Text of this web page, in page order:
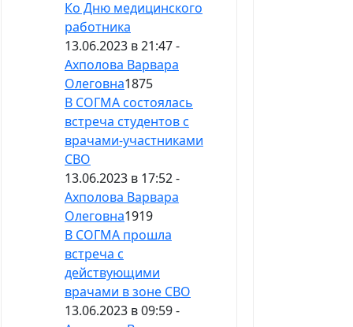
Ко Дню медицинского
работника
13.06.2023 в 21:47 -
Ахполова Варвара
Олеговна1875
В СОГМА состоялась
встреча студентов с
врачами-участниками
СВО
13.06.2023 в 17:52 -
Ахполова Варвара
Олеговна1919
В СОГМА прошла
встреча с
действующими
врачами в зоне СВО
13.06.2023 в 09:59 -